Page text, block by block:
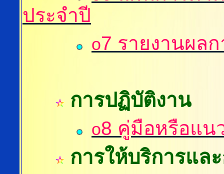
ประจำปี
o7 รายงานผล
การปฏิบัติงาน
o8 คู่มือหรือแน
การให้บริการแล